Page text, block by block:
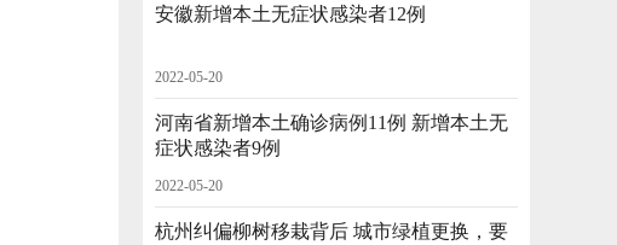
安徽新增本土无症状感染者12例
2022-05-20
河南省新增本土确诊病例11例 新增本土无
症状感染者9例
2022-05-20
杭州纠偏柳树移栽背后 城市绿植更换，要